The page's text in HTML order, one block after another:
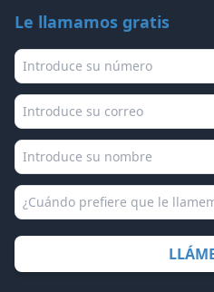
Le llamamos gratis
Teléfono
Correo
Nombre
Asunto / Preferencia llamada